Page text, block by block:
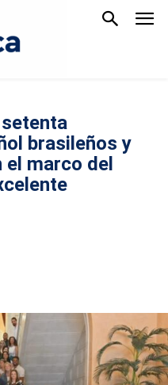
brasileños y
marco del